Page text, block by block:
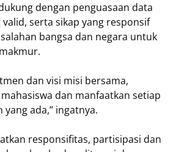
dengan penguasaan data
serta sikap yang responsif
bangsa dan negara untuk
dan visi misi bersama,
dan manfaatkan setiap
ada,’’ ingatnya.
responsifitas, partisipasi dan